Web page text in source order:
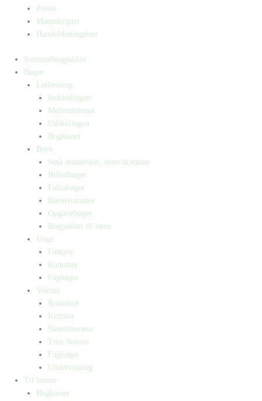
Presse
Manuskripter
Handelsbetingelser
Sommerbogpakker
Bøger
Letlæsning
Indskolingen
Mellemtrinnet
Udskolingen
Bogkasser
Børn
Små mennesker, store drømme
Billedbøger
Faktabøger
Børneromaner
Opgavebøger
Bogpakker til børn
Unge
Fantasy
Romaner
Fagbøger
Voksne
Romance
Krimier
Skønlitteratur
True Stories
Fagbøger
Undervisning
Til lærere
Bogkasser